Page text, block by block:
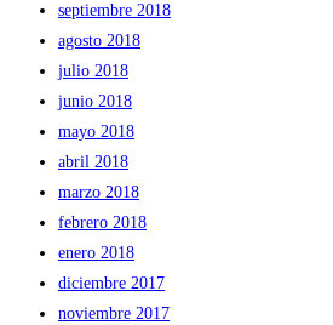
septiembre 2018
agosto 2018
julio 2018
junio 2018
mayo 2018
abril 2018
marzo 2018
febrero 2018
enero 2018
diciembre 2017
noviembre 2017